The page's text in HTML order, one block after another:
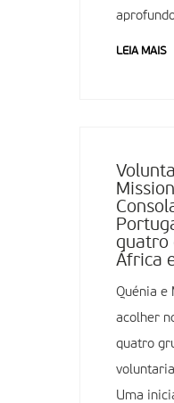
LEIA MAIS
quatro
África
Quénia e
acolher
quatro
Uma